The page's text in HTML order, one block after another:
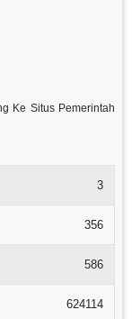
Ke Situs Pemerintah
3
356
586
624114